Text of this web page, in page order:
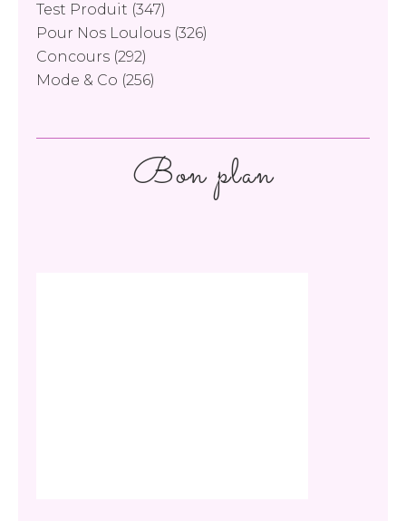
Test Produit (347)
Pour Nos Loulous (326)
Concours (292)
Mode & Co (256)
Bon plan